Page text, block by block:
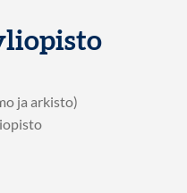
ja arkisto)